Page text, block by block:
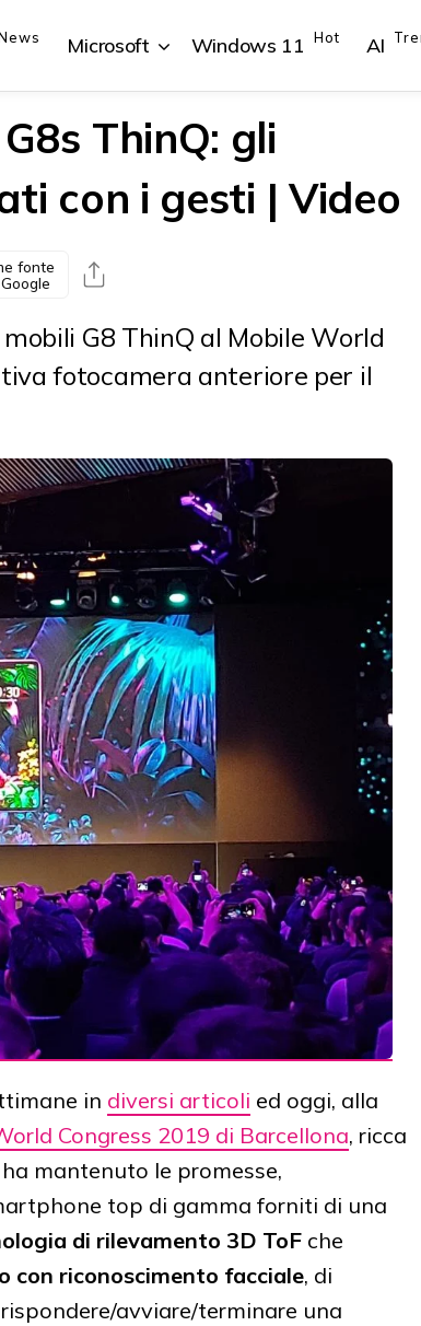
Microsoft
{{POSTS[2].LABEL}}
Windows 11 Hot AI
{{POSTS[2].LABEL}}
ThinQ: gli
con i gesti | Video
fonte
G8 ThinQ al Mobile World
fotocamera anteriore per il
in diversi articoli ed oggi, alla
Congress 2019 di Barcellona, ricca
mantenuto le promesse,
top di gamma forniti di una
di rilevamento 3D ToF che
con riconoscimento facciale, di
avviare/terminare una